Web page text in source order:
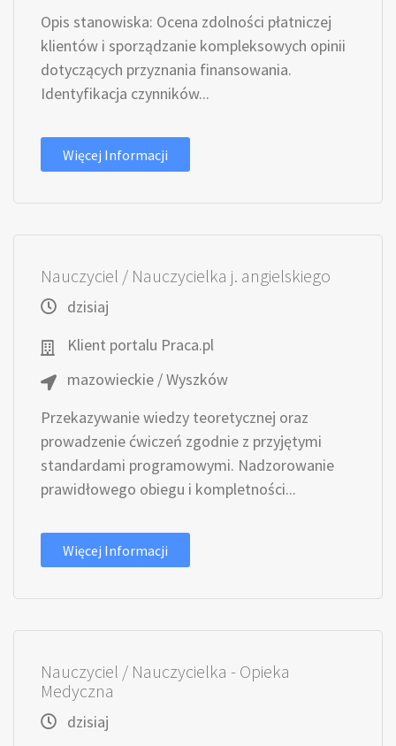
Opis stanowiska: Ocena zdolności płatniczej
klientów i sporządzanie kompleksowych opinii
dotyczących przyznania finansowania.
Identyfikacja czynników...
Więcej Informacji
Nauczyciel / Nauczycielka j. angielskiego
dzisiaj
Klient portalu Praca.pl
mazowieckie / Wyszków
Przekazywanie wiedzy teoretycznej oraz
prowadzenie ćwiczeń zgodnie z przyjętymi
standardami programowymi. Nadzorowanie
prawidłowego obiegu i kompletności...
Więcej Informacji
Nauczyciel / Nauczycielka - Opieka
Medyczna
dzisiaj